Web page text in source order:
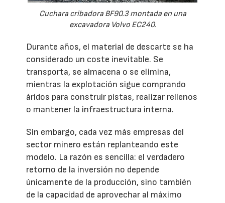
Cuchara cribadora BF90.3 montada en una
excavadora Volvo EC240.
Durante años, el material de descarte se ha
considerado un coste inevitable. Se
transporta, se almacena o se elimina,
mientras la explotación sigue comprando
áridos para construir pistas, realizar rellenos
o mantener la infraestructura interna.
Sin embargo, cada vez más empresas del
sector minero están replanteando este
modelo. La razón es sencilla: el verdadero
retorno de la inversión no depende
únicamente de la producción, sino también
de la capacidad de aprovechar al máximo